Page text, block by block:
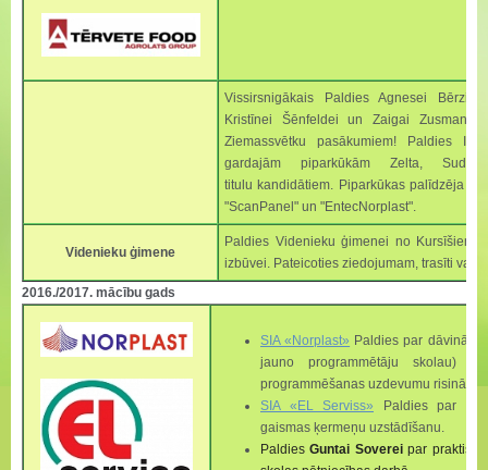
Vissirsnigākais Paldies Agnesei
Kristīnei Šēnfeldei un Zaigai
Ziemassvētku pasākumiem! Paldies
gardajām piparkūkām Zelta,
titulu kandidātiem. Piparkūkas palīdzēja
"ScanPanel" un "EntecNorplast".
Videnieku ģimene
Paldies Videnieku ģimenei no Kursīšiem
izbūvei. Pateicoties ziedojumam, trasīti
2016./2017. mācību gads
SIA «Norplast» Paldies par
jauno programmētāju skolau)
programmēšanas uzdevumu
SIA «EL Serviss» Paldies par
gaismas ķermeņu uzstādīšanu.
PaldiesGuntai Sovereipar praktisko